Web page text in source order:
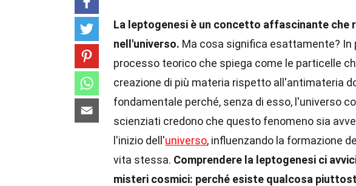
La leptogenesi è un concetto affascinante che
nell'universo. Ma cosa significa esattamente? In
processo teorico che spiega come le particelle
creazione di più materia rispetto all'antimateria
fondamentale perché, senza di esso, l'universo
scienziati credono che questo fenomeno sia
l'inizio dell'universo, influenzando la formazione
vita stessa. Comprendere la leptogenesi ci
misteri cosmici: perché esiste qualcosa